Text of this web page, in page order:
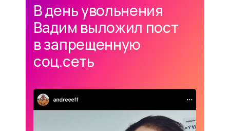
В день увольнения
Вадим выложил пост
в запрещенную
соц.сеть